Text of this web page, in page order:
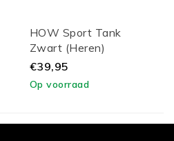
HOW Sport Tank
Zwart (Heren)
€39,95
Op voorraad